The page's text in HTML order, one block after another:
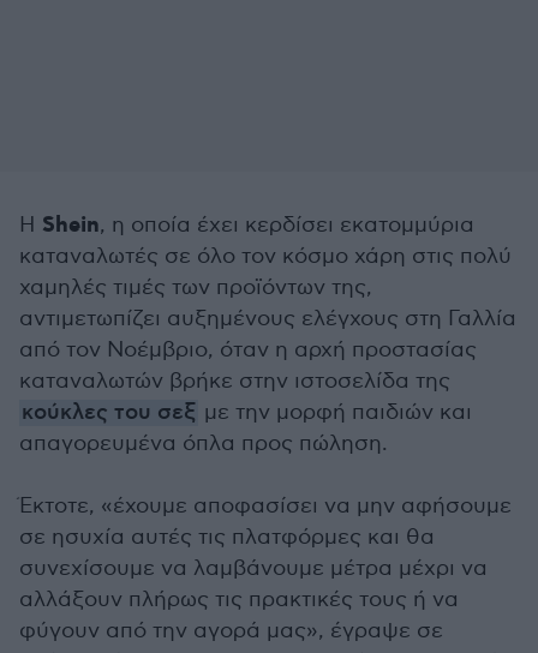
Η Shein, η οποία έχει κερδίσει εκατομμύρια
καταναλωτές σε όλο τον κόσμο χάρη στις πολύ
χαμηλές τιμές των προϊόντων της,
αντιμετωπίζει αυξημένους ελέγχους στη Γαλλία
από τον Νοέμβριο, όταν η αρχή προστασίας
καταναλωτών βρήκε στην ιστοσελίδα της
κούκλες του σεξ με την μορφή παιδιών και
απαγορευμένα όπλα προς πώληση.
Έκτοτε, «έχουμε αποφασίσει να μην αφήσουμε
σε ησυχία αυτές τις πλατφόρμες και θα
συνεχίσουμε να λαμβάνουμε μέτρα μέχρι να
αλλάξουν πλήρως τις πρακτικές τους ή να
φύγουν από την αγορά μας», έγραψε σε